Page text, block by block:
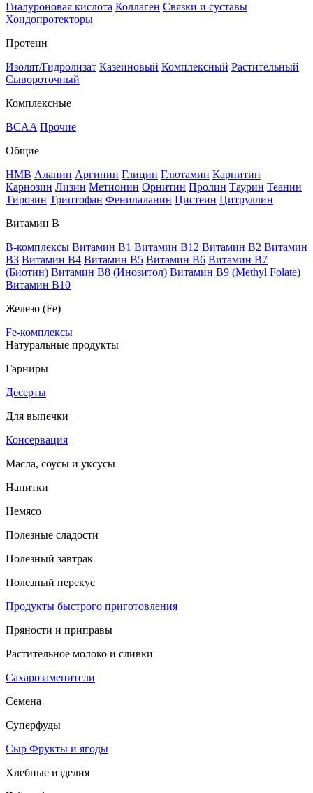
Гиалуроновая кислота Коллаген Связки и суставы
Хондопротекторы
Протеин
Изолят/Гидролизат Казеиновый Комплексный Растительный
Сывороточный
Комплексные
BCAA Прочие
Общие
HMB Аланин Аргинин Глицин Глютамин Карнитин
Карнозин Лизин Метионин Орнитин Пролин Таурин Теанин
Тирозин Триптофан Фенилаланин Цистеин Цитруллин
Витамин В
B-комплексы Витамин B1 Витамин B12 Витамин B2 Витамин
B3 Витамин B4 Витамин B5 Витамин B6 Витамин B7
(Биотин) Витамин B8 (Инозитол) Витамин B9 (Methyl Folate)
Витамин В10
Железо (Fe)
Fe-комплексы
Натуральные продукты
Гарниры
Десерты
Для выпечки
Консервация
Масла, соусы и уксусы
Напитки
Немясо
Полезные сладости
Полезный завтрак
Полезный перекус
Продукты быстрого приготовления
Пряности и приправы
Растительное молоко и сливки
Сахарозаменители
Семена
Суперфуды
Сыр Фрукты и ягоды
Хлебные изделия